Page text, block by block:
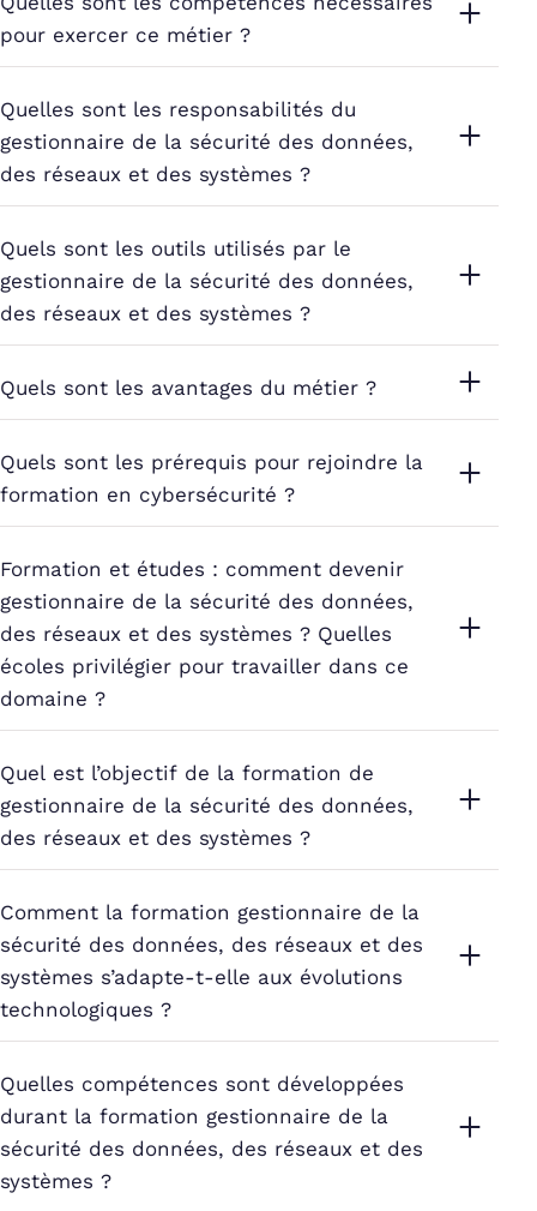
pour exercer ce métier ?
Quelles sont les responsabilités du
gestionnaire de la sécurité des données,
des réseaux et des systèmes ?
Quels sont les outils utilisés par le
gestionnaire de la sécurité des données,
des réseaux et des systèmes ?
Quels sont les avantages du métier ?
Quels sont les prérequis pour rejoindre la
formation en cybersécurité ?
Formation et études : comment devenir
gestionnaire de la sécurité des données,
des réseaux et des systèmes ? Quelles
écoles privilégier pour travailler dans ce
domaine ?
Quel est l’objectif de la formation de
gestionnaire de la sécurité des données,
des réseaux et des systèmes ?
Comment la formation gestionnaire de la
sécurité des données, des réseaux et des
systèmes s’adapte-t-elle aux évolutions
technologiques ?
Quelles compétences sont développées
durant la formation gestionnaire de la
sécurité des données, des réseaux et des
systèmes ?